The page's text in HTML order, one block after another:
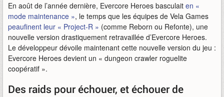
En août de l’année dernière, Evercore Heroes basculait en «
mode maintenance », le temps que les équipes de Vela Games
peaufinent leur « Project-R » (comme Reborn ou Refonte), une
nouvelle version drastiquement retravaillée d’Evercore Heroes.
Le développeur dévoile maintenant cette nouvelle version du jeu :
Evercore Heroes devient un « dungeon crawler roguelite
coopératif ».
Des raids pour échouer, et échouer de